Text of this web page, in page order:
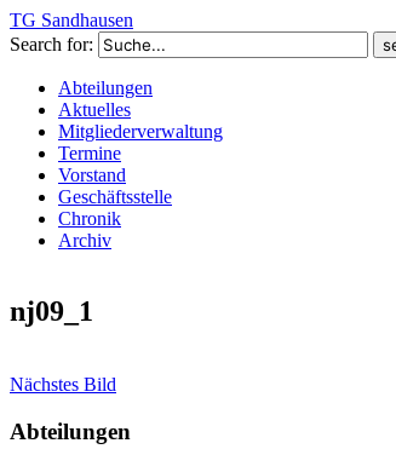
TG Sandhausen
Search for:
Abteilungen
Aktuelles
Mitgliederverwaltung
Termine
Vorstand
Geschäftsstelle
Chronik
Archiv
nj09_1
Nächstes Bild
Abteilungen